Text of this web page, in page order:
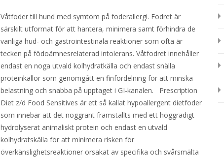
Våtfoder till hund med symtom på foderallergi. Fodret är
särskilt utformat för att hantera, minimera samt förhindra de
vanliga hud- och gastrointestinala reaktioner som ofta är
tecken på födoämnesrelaterad intolerans. Våtfodret innehåller
endast en noga utvald kolhydratkälla och endast snälla
proteinkällor som genomgått en finfördelning för att minska
belastning och snabba på upptaget i GI-kanalen. Prescription
Diet z/d Food Sensitives är ett så kallat hypoallergent dietfoder
som innebär att det noggrant framställts med ett höggradigt
hydrolyserat animaliskt protein och endast en utvald
kolhydratskälla för att minimera risken för
överkänslighetsreaktioner orsakat av specifika och svårsmälta